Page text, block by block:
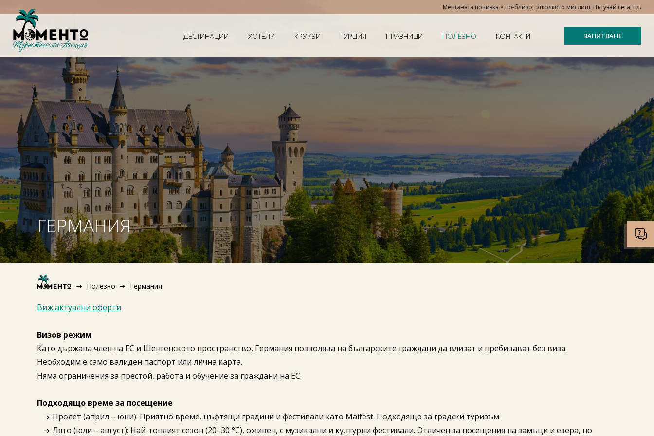
Мечтаната почивка е по-близо, отколкото мислиш. Пътувай сега, плати на вноски –
ДЕСТИНАЦИИ ХОТЕЛИ КРУИЗИ ТУРЦИЯ ПРАЗНИЦИ ПОЛЕЗНО КОНТАКТИ ЗАПИТВАНЕ
ГЕРМАНИЯ
Полезно Германия
Виж актуални оферти
Визов режим
Като държава член на ЕС и Шенгенското пространство, Германия позволява на българските граждани да влизат и пребивават без виза.
Необходим е само валиден паспорт или лична карта.
Няма ограничения за престой, работа и обучение за граждани на ЕС.
Подходящо време за посещение
Пролет (април – юни): Приятно време, цъфтящи градини и фестивали като Maifest. Подходящо за градски туризъм.
Лято (юли – август): Най-топлият сезон (20–30 °C), оживен, с музикални и културни фестивали. Отличен за посещения на замъци и езера, но